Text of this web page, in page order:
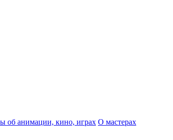
об анимации, кино, играх О мастерах